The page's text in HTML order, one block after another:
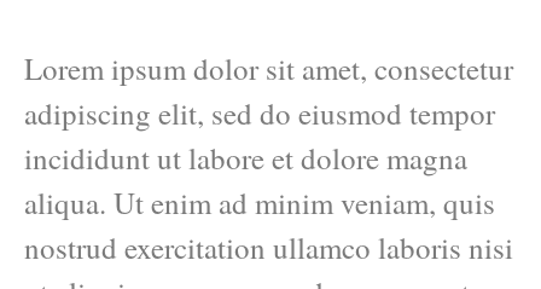
Lorem ipsum dolor sit amet, consectetur
adipiscing elit, sed do eiusmod tempor
incididunt ut labore et dolore magna
aliqua. Ut enim ad minim veniam, quis
nostrud exercitation ullamco laboris nisi